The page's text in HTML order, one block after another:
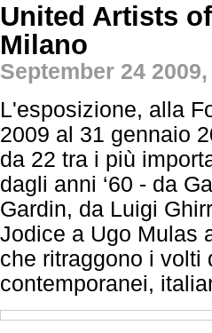
United Artists
Milano
September 24
L'esposizione, alla
2009 al 31 gennaio
da 22 tra i più
dagli anni ‘60 - da
Gardin, da Luigi
Jodice a Ugo Mulas
che ritraggono i volti
contemporanei,